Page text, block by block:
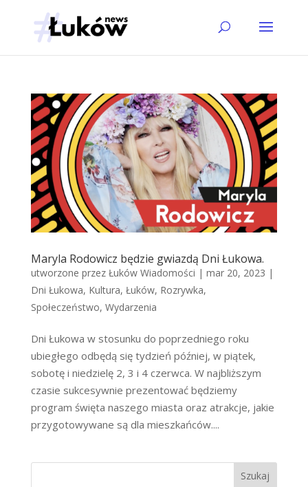
Maryla Rodowicz będzie gwiazdą Dni Łukowa.
utworzone przez Łuków Wiadomości | mar 20, 2023 |
Dni Łukowa, Kultura, Łuków, Rozrywka,
Społeczeństwo, Wydarzenia
Dni Łukowa w stosunku do poprzedniego roku
ubiegłego odbędą się tydzień później, w piątek,
sobotę i niedzielę 2, 3 i 4 czerwca. W najbliższym
czasie sukcesywnie prezentować będziemy
program święta naszego miasta oraz atrakcje, jakie
przygotowywane są dla mieszkańców....
Szukaj